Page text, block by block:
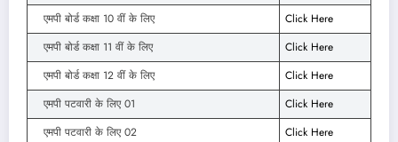
एमपी बोर्ड कक्षा 10 वीं के लिए
Click Here
एमपी बोर्ड कक्षा 11 वीं के लिए
Click Here
एमपी बोर्ड कक्षा 12 वीं के लिए
Click Here
एमपी पटवारी के लिए 01
Click Here
एमपी पटवारी के लिए 02
Click Here